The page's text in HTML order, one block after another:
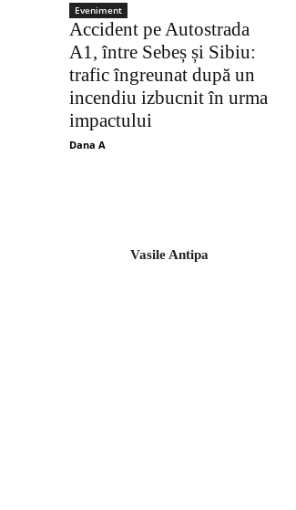
Eveniment
Accident pe Autostrada
A1, între Sebeș și Sibiu:
trafic îngreunat după un
incendiu izbucnit în urma
impactului
Dana A
Vasile Antipa